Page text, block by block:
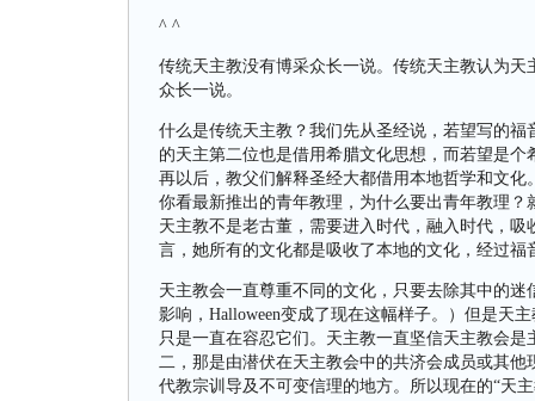
^ ^
传统天主教没有博采众长一说。传统天主教认为
众长一说。
什么是传统天主教？我们先从圣经说，若望写的
的天主第二位也是借用希腊文化思想，而若望是个
再以后，教父们解释圣经大都借用本地哲学和文
你看最新推出的青年教理，为什么要出青年教理
天主教不是老古董，需要进入时代，融入时代，
言，她所有的文化都是吸收了本地的文化，经过福
天主教会一直尊重不同的文化，只要去除其中的
影响，Halloween变成了现在这幅样子。）但是天
只是一直在容忍它们。天主教一直坚信天主教会
二，那是由潜伏在天主教会中的共济会成员或其
代教宗训导及不可变信理的地方。所以现在的“天